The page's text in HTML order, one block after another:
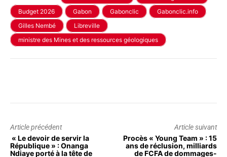
Budget 2026
Gabon Gabonclic
Gabonclic.info
Gilles Nembé
Libreville
ministre des Mines et des ressources géologiques
Article précédent
« Le devoir de servir la
République » : Onanga
Ndiaye porté à la tête de
Article suivant
Procès « Young Team » : 15
ans de réclusion, milliards
de FCFA de dommages-